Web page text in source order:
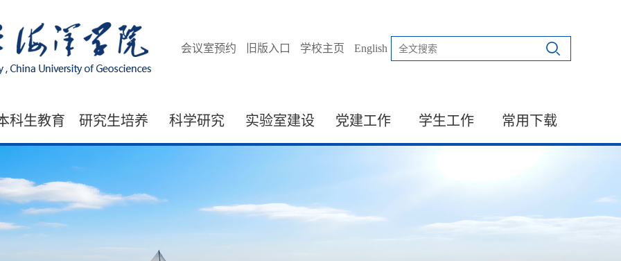
会议室预约 旧版入口 学校主页 English
科生教育 研究生培养 科学研究 实验室建设 党建工作 学生工作 常用下载